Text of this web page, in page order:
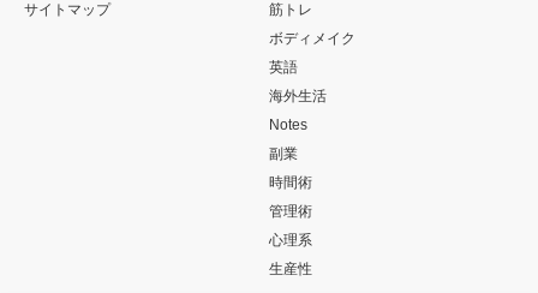
サイトマップ
筋トレ
ボディメイク
英語
海外生活
Notes
副業
時間術
管理術
心理系
生産性